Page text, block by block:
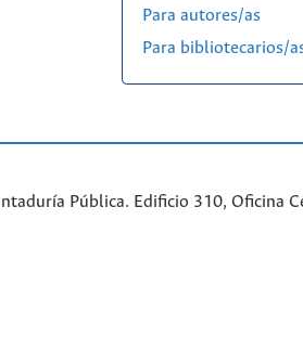
Para autores/as
Para bibliotecarios/
Pública. Edificio 310, Oficina